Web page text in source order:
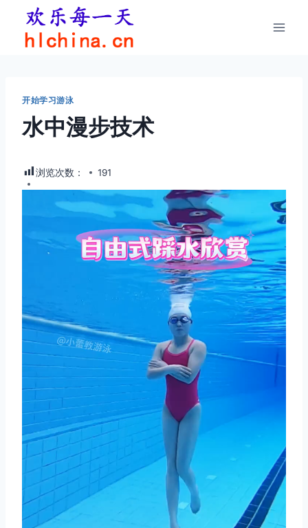
开始学习游泳
水中漫步技术
浏览次数： 191